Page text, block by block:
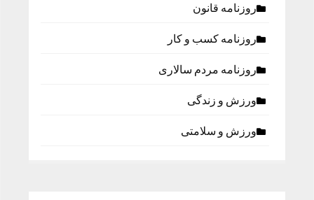
روزنامه قانون
روزنامه كسب و كار
روزنامه مردم سالاری
ورزش و زندگی
ورزش و سلامتی